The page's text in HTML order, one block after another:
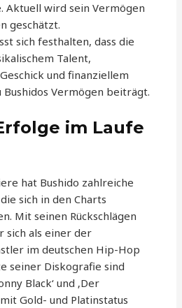
Aktuell wird sein Vermögen
geschätzt.
sich festhalten, dass die
Talent,
und finanziellem
Vermögen beiträgt.
im Laufe
hat Bushido zahlreiche
sich in den Charts
Mit seinen Rückschlägen
sich als einer der
im deutschen Hip-Hop
seiner Diskografie sind
Black‘ und ‚Der
Gold- und Platinstatus